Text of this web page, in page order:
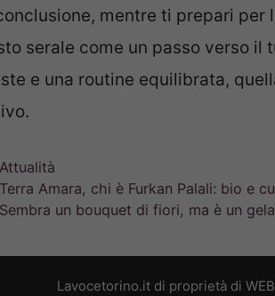
mentre ti prepari
serale come un passo verso
e una routine equilibrata,
Categorie
Attualità
Terra Amara, chi è Furkan Palali: bio e
Sembra un bouquet di fiori, ma è un
Lavocetorino.it di proprietà di